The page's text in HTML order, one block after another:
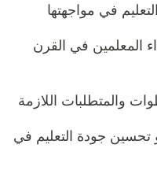
في مواجهتها
المعلمين في القرن
والمتطلبات اللازمة
تحسين جودة التعليم في